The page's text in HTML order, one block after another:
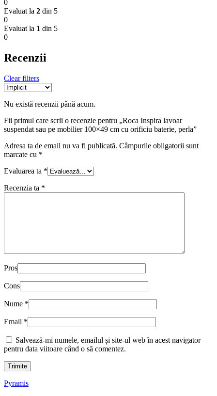
0
Evaluat la 2 din 5
0
Evaluat la 1 din 5
0
Recenzii
Clear filters
Nu există recenzii până acum.
Fii primul care scrii o recenzie pentru „Roca Inspira lavoar
suspendat sau pe mobilier 100×49 cm cu orificiu baterie, perla”
Adresa ta de email nu va fi publicată. Câmpurile obligatorii sunt
marcate cu *
Evaluarea ta *
Recenzia ta *
Pros
Cons
Nume *
Email *
Salvează-mi numele, emailul și site-ul web în acest navigator
pentru data viitoare când o să comentez.
Pyramis